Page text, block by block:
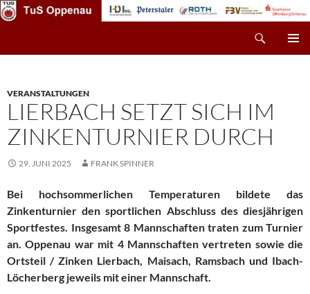
Zum
Inhalt
VERANSTALTUNGEN
LIERBACH SETZT SICH IM
ZINKENTURNIER DURCH
29. JUNI 2025 FRANK SPINNER
Bei hochsommerlichen Temperaturen bildete das
Zinkenturnier den sportlichen Abschluss des diesjährigen
Sportfestes. Insgesamt 8 Mannschaften traten zum Turnier
an. Oppenau war mit 4 Mannschaften vertreten sowie die
Ortsteil / Zinken Lierbach, Maisach, Ramsbach und Ibach-
Löcherberg jeweils mit einer Mannschaft.